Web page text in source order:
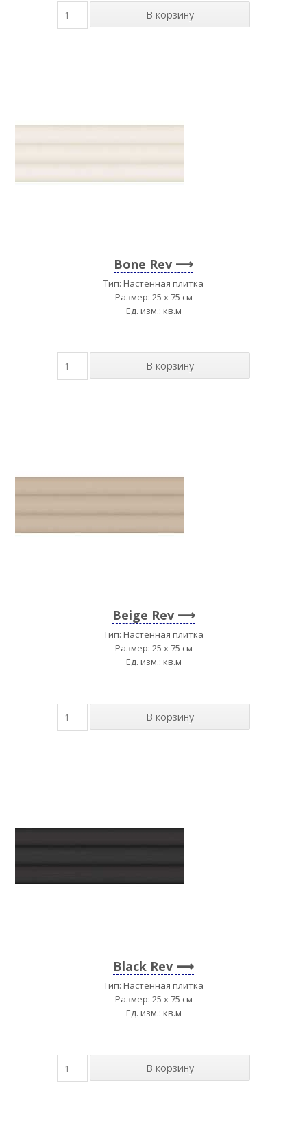
Bone Rev
Тип: Настенная плитка
Размер: 25 x 75 см
Ед. изм.: кв.м
Beige Rev
Тип: Настенная плитка
Размер: 25 x 75 см
Ед. изм.: кв.м
Black Rev
Тип: Настенная плитка
Размер: 25 x 75 см
Ед. изм.: кв.м